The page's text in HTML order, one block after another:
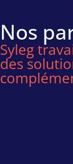
Nos
Syleg
des